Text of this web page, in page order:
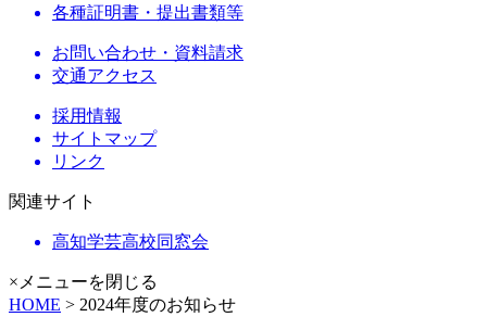
各種証明書・提出書類等
お問い合わせ・資料請求
交通アクセス
採用情報
サイトマップ
リンク
関連サイト
高知学芸高校同窓会
×メニューを閉じる
HOME > 2024年度のお知らせ